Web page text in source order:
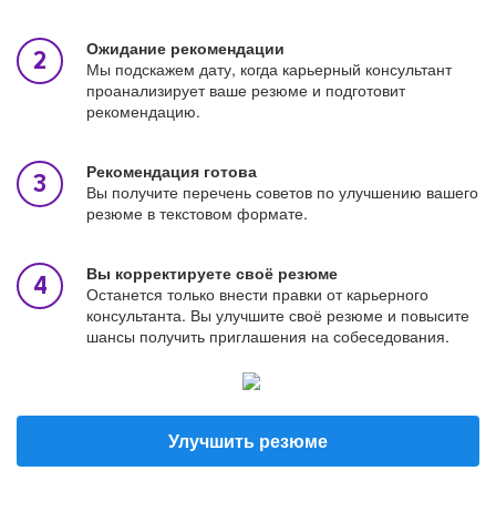
Ожидание рекомендации
Мы подскажем дату, когда карьерный консультант
проанализирует ваше резюме и подготовит
рекомендацию.
Рекомендация готова
Вы получите перечень советов по улучшению вашего
резюме в текстовом формате.
Вы корректируете своё резюме
Останется только внести правки от карьерного
консультанта. Вы улучшите своё резюме и повысите
шансы получить приглашения на собеседования.
Улучшить резюме